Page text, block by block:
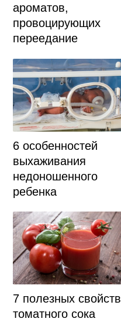
ароматов,
провоцирующих
переедание
6 особенностей
выхаживания
недоношенного
ребенка
7 полезных свойств
томатного сока